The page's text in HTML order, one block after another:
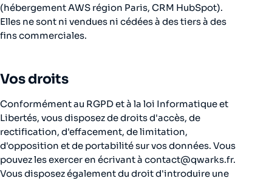
(hébergement AWS région Paris, CRM HubSpot).
Elles ne sont ni vendues ni cédées à des tiers à des
fins commerciales.
Vos droits
Conformément au RGPD et à la loi Informatique et
Libertés, vous disposez de droits d'accès, de
rectification, d'effacement, de limitation,
d'opposition et de portabilité sur vos données. Vous
pouvez les exercer en écrivant à contact@qwarks.fr.
Vous disposez également du droit d'introduire une